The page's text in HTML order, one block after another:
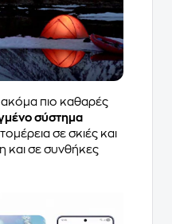
ακόμα πιο καθαρές
σύστημα
σε σκιές και
και σε συνθήκες